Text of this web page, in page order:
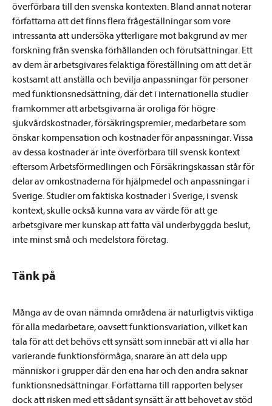
överförbara till den svenska kontexten. Bland annat noterar
författarna att det finns flera frågeställningar som vore
intressanta att undersöka ytterligare mot bakgrund av mer
forskning från svenska förhållanden och förutsättningar. Ett
av dem är arbetsgivares felaktiga föreställning om att det är
kostsamt att anställa och bevilja anpassningar för personer
med funktionsnedsättning, där det i internationella studier
framkommer att arbetsgivarna är oroliga för högre
sjukvårdskostnader, försäkringspremier, medarbetare som
önskar kompensation och kostnader för anpassningar. Vissa
av dessa kostnader är inte överförbara till svensk kontext
eftersom Arbetsförmedlingen och Försäkringskassan står för
delar av omkostnaderna för hjälpmedel och anpassningar i
Sverige. Studier om faktiska kostnader i Sverige, i svensk
kontext, skulle också kunna vara av värde för att ge
arbetsgivare mer kunskap att fatta väl underbyggda beslut,
inte minst små och medelstora företag.
Tänk på
Många av de ovan nämnda områdena är naturligtvis viktiga
för alla medarbetare, oavsett funktionsvariation, vilket kan
tala för att det behövs ett synsätt som innebär att vi alla har
varierande funktionsförmåga, snarare än att dela upp
människor i grupper där den ena har och den andra saknar
funktionsnedsättningar. Författarna till rapporten belyser
dock att risken med ett sådant synsätt är att behovet av stöd